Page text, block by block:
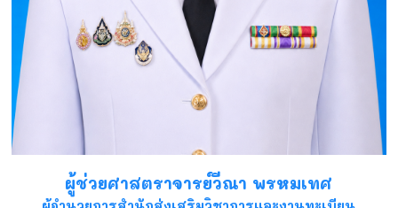
ผู้ช่วยศาสตราจารย์วีณา พรหมเทศ